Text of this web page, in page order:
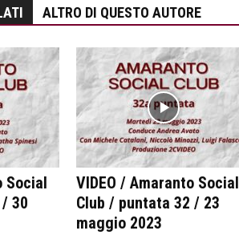
ALTRO DI QUESTO AUTORE
Social
30
VIDEO / Amaranto Social
Club / puntata 32 / 23
maggio 2023